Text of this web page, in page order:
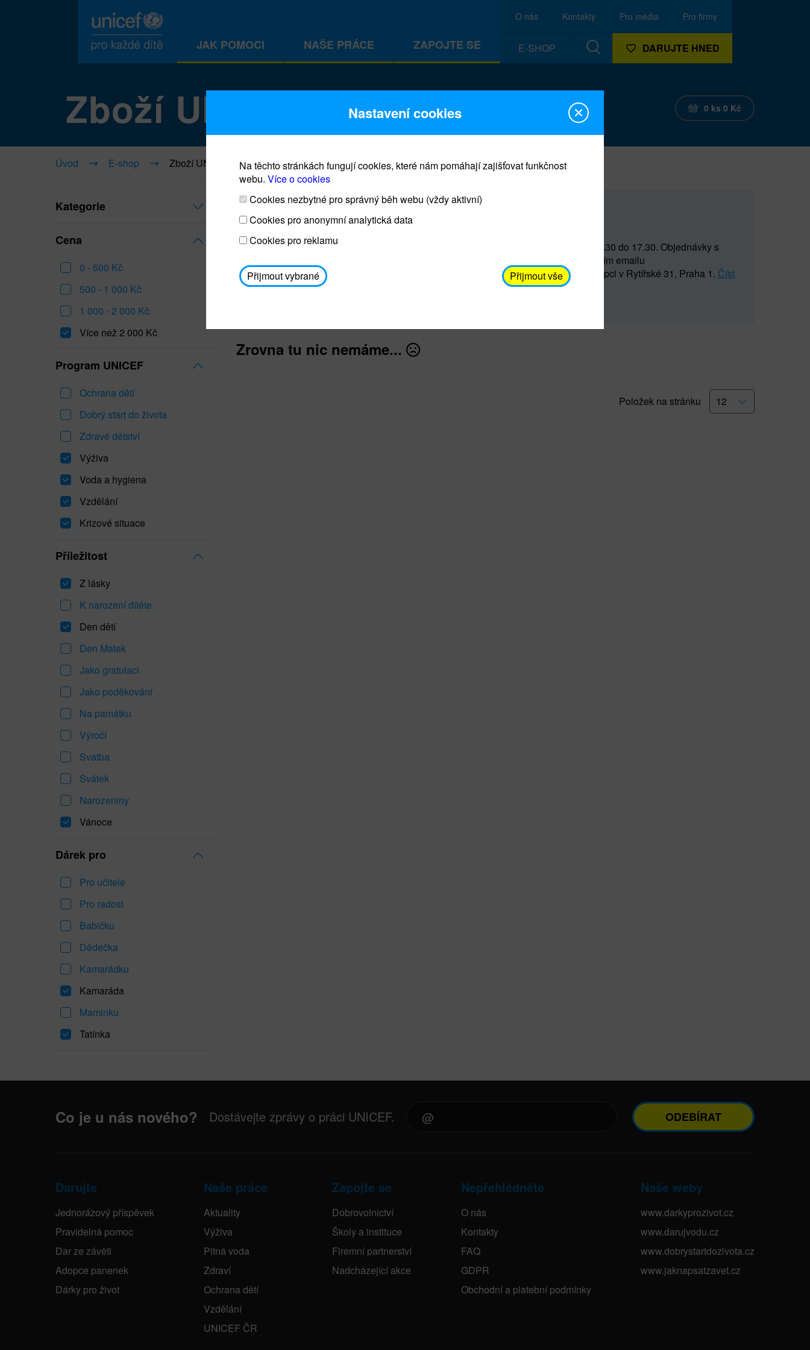
JAK POMOCI NAŠE PRÁCE ZAPOJTE SE
O nás Kontakty Pro média Pro firmy
E-SHOP DARUJTE HNED
Zboží UNICEF 0 ks 0 Kč
Úvod E-shop Zboží UNICEF
Kategorie
Cena
0 - 500 Kč
500 - 1 000 Kč
1 000 - 2 000 Kč
Více než 2 000 Kč
Program UNICEF
Ochrana dětí
Dobrý start do života
Zdravé dětství
Výživa
Voda a hygiena
Vzdělání
Krizové situace
Příležitost
Z lásky
K narození dítěte
Den dětí
Den Matek
Jako gratulaci
Jako poděkování
Na památku
Výročí
Svatba
Svátek
Narozeniny
Vánoce
Dárek pro
Pro učitele
Pro radost
Babičku
Dědečka
Kamarádku
Kamaráda
Maminku
Tatínka
Prodej blahopřání a dárků UNICEF
Prodejna UNICEF bude otevřena každý čtvrtek o 11 do 15 a od 15.30 do 17.30. Objednávky s
osobním odběrem je možné vyzvednout po domluvě (prostřednictvím emailu
avodickova@unicef.cz nebo telefonním čísle 606 655 547) na recepci v Rytířské 31, Praha 1. Číst
dále
Zrovna tu nic nemáme...
Položek na stránku
Co je u nás nového? Dostávejte zprávy o práci UNICEF. ODEBÍRAT
Darujte
Jednorázový příspěvek
Pravidelná pomoc
Dar ze závěti
Adopce panenek
Dárky pro život
Naše práce
Aktuality
Výživa
Pitná voda
Zdraví
Ochrana dětí
Vzdělání
UNICEF ČR
Zapojte se
Dobrovolnictví
Školy a instituce
Firemní partnerství
Nadcházející akce
Nepřehlédněte
O nás
Kontakty
FAQ
GDPR
Obchodní a platební podmínky
Naše weby
www.darkyprozivot.cz
www.darujvodu.cz
www.dobrystartdozivota.cz
www.jaknapsatzavet.cz
Nastavení cookies
Na těchto stránkách fungují cookies, které nám pomáhají zajišťovat funkčnost
webu. Více o cookies
Cookies nezbytné pro správný běh webu (vždy aktivní)
Cookies pro anonymní analytická data
Cookies pro reklamu
Přijmout vybrané Přijmout vše